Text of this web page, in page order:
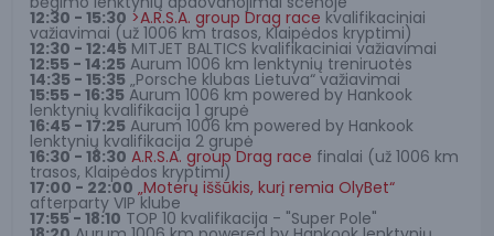
12:30 - 15:30 >A.R.S.A. group Drag race kvalifikaciniai
važiavimai (už 1006 km trasos, Klaipėdos kryptimi)
12:30 - 12:45 MITJET BALTICS kvalifikaciniai važiavimai
12:55 - 14:25 Aurum 1006 km lenktynių treniruotės
14:35 - 15:35 „Porsche klubas Lietuva“ važiavimai
15:55 - 16:35 Aurum 1006 km powered by Hankook
lenktynių kvalifikacija 1 grupė
16:45 - 17:25 Aurum 1006 km powered by Hankook
lenktynių kvalifikacija 2 grupė
16:30 - 18:30 A.R.S.A. group Drag race finalai (už 1006 km
trasos, Klaipėdos kryptimi)
17:00 - 22:00 „Moterų iššūkis, kurį remia OlyBet“
afterparty VIP klube
17:55 - 18:10 TOP 10 kvalifikacija - "Super Pole"